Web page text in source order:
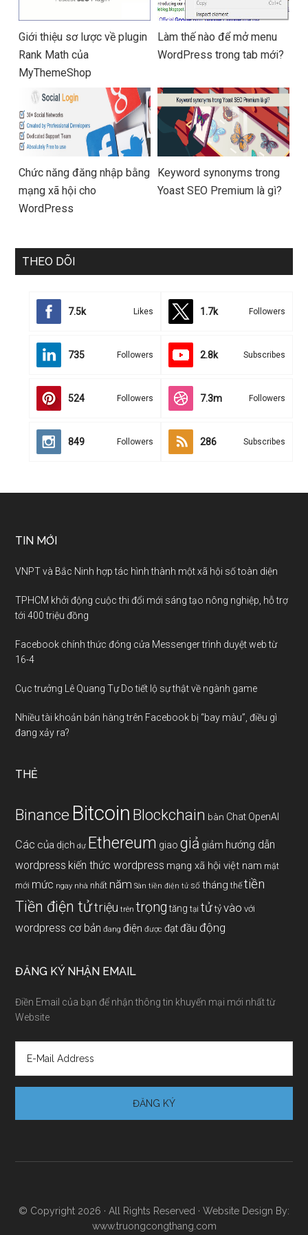
Giới thiệu sơ lược về plugin
Rank Math của
MyThemeShop
Làm thế nào để mở menu
WordPress trong tab mới?
Chức năng đăng nhập bằng
mạng xã hội cho
WordPress
Keyword synonyms trong
Yoast SEO Premium là gì?
THEO DÕI
7.5k Likes 1.7k Followers
735 Followers 2.8k Subscribes
524 Followers 7.3m Followers
849 Followers 286 Subscribes
TIN MỚI
VNPT và Bắc Ninh hợp tác hình thành một xã hội số toàn diện
TPHCM khởi động cuộc thi đổi mới sáng tạo nông nghiệp, hỗ trợ
tới 400 triệu đồng
Facebook chính thức đóng cửa Messenger trình duyệt web từ
16-4
Cục trưởng Lê Quang Tự Do tiết lộ sự thật về ngành game
Nhiều tài khoản bán hàng trên Facebook bị “bay màu”, điều gì
đang xảy ra?
THẺ
Binance Bitcoin Blockchain bàn Chat OpenAI
Các của dịch dự Ethereum giao giả giảm hướng dẫn
wordpress kiến thức wordpress mạng xã hội việt nam mật
mới mức ngay nhà nhất năm Sàn tiền điện tử số tháng thế tiền
Tiền điện tửtriệu trên trọng tăng tại tử tỷ vào với
wordpress cơ bản đang điện được đạtđầu động
ĐĂNG KÝ NHẬN EMAIL
Điền Email của bạn để nhận thông tin khuyến mại mới nhất từ
Website
© Copyright 2026 · All Rights Reserved · Website Design By:
www.truongcongthang.com